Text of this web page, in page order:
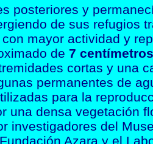
posteriores y
de sus refugios
mayor actividad y
de 7 centímetros
cortas y una
permanentes de
para la
una densa vegetación
investigadores del
Azara y el